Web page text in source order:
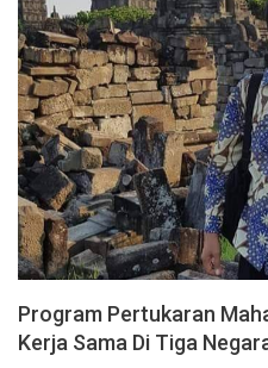
Program Pertukaran
Kerja Sama Di Tiga